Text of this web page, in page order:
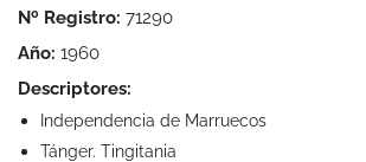
Nº Registro: 71290
Año: 1960
Descriptores:
Independencia de Marruecos
Tánger. Tingitania